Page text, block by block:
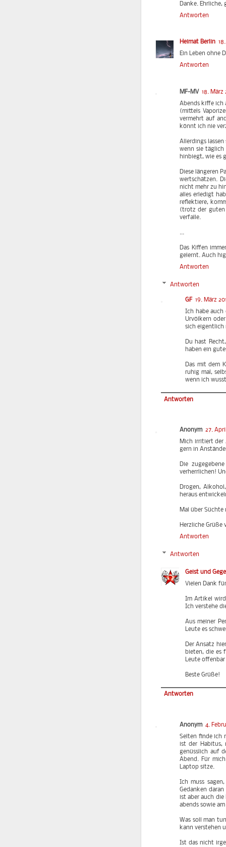
Danke. Ehrliche,
Antworten
Heimat Berlin
Ein Leben ohne
Antworten
MF-MV 18. März
Abends kiffe ich
(mittels
vermehrt auf
könnt ich nie
Allerdings
wenn sie täglich
hinbiegt, wie es
Diese längeren
wertschätzen.
nicht mehr zu
alles erledigt
reflektiere,
(trotz der guten
verfalle.
...
Das Kiffen
gelernt. Auch
Antworten
Antworten
GF 19. März
Ich habe auch
Urvölkern
sich eigentlich
Du hast
haben ein
Das mit dem
ruhig mal,
wenn ich
Antworten
Anonym 27.
Mich irritiert der
gern in
Die
verherrlichen!
Drogen,
heraus
Mal über Süchte
Herzliche Grüße
Antworten
Antworten
Geist und
Vielen Dank
Im Artikel
Ich verstehe
Aus meiner
Leute es
Der Ansatz
bieten, die es
Leute
Beste Grüße!
Antworten
Anonym 4.
Selten finde ich
ist der Habitus,
genüsslich auf
Abend. Für
Laptop sitze.
Ich muss
Gedanken
ist aber auch
abends sowie
Was soll man
kann verstehen
Ist das nicht